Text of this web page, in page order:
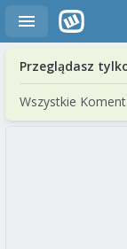
Przeglądasz
Wszystkie